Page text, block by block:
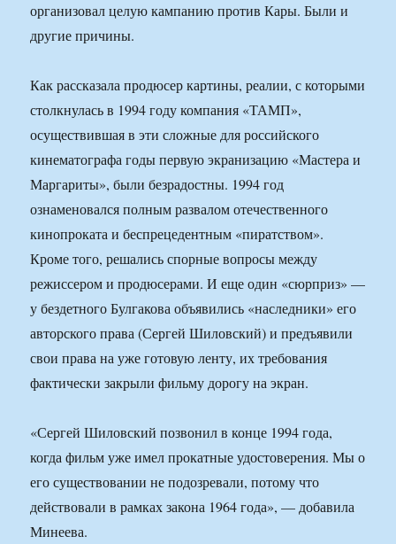
организовал целую кампанию против Кары. Были и
другие причины.
Как рассказала продюсер картины, реалии, с которыми
столкнулась в 1994 году компания «ТАМП»,
осуществившая в эти сложные для российского
кинематографа годы первую экранизацию «Мастера и
Маргариты», были безрадостны. 1994 год
ознаменовался полным развалом отечественного
кинопроката и беспрецедентным «пиратством».
Кроме того, решались спорные вопросы между
режиссером и продюсерами. И еще один «сюрприз» —
у бездетного Булгакова объявились «наследники» его
авторского права (Сергей Шиловский) и предъявили
свои права на уже готовую ленту, их требования
фактически закрыли фильму дорогу на экран.
«Сергей Шиловский позвонил в конце 1994 года,
когда фильм уже имел прокатные удостоверения. Мы о
его существовании не подозревали, потому что
действовали в рамках закона 1964 года», — добавила
Минеева.